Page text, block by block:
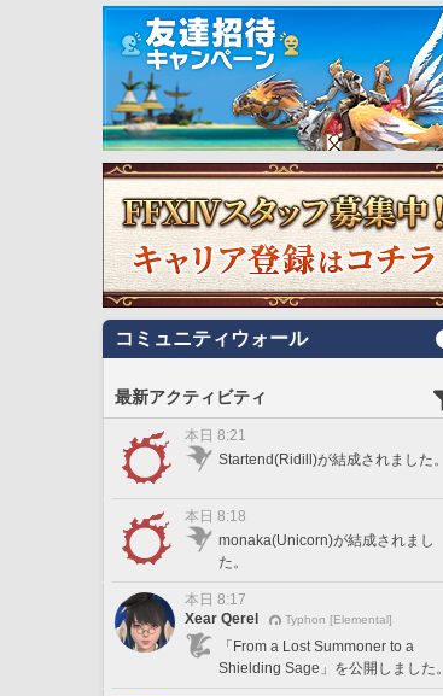
コミュニティウォール
最新アクティビティ
本日 8:21
Startend(Ridill)が結成されました。
本日 8:18
monaka(Unicorn)が結成されまし
た。
本日 8:17
Xear Qerel
Typhon [Elemental]
「From a Lost Summoner to a
Shielding Sage」を公開しました。